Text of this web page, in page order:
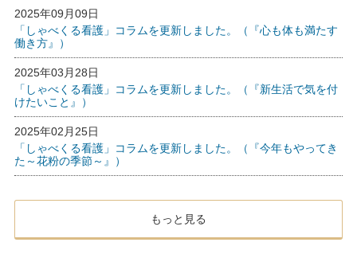
2025年09月09日
「しゃべくる看護」コラムを更新しました。（『心も体も満たす
働き方』）
2025年03月28日
「しゃべくる看護」コラムを更新しました。（『新生活で気を付
けたいこと』）
2025年02月25日
「しゃべくる看護」コラムを更新しました。（『今年もやってき
た～花粉の季節～』）
もっと見る